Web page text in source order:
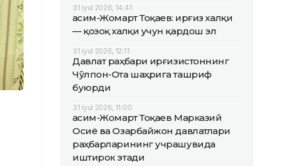
31 iyul 2026, 14:41
Қасим-Жомарт Тоқаев: Қирғиз халқи
— қозоқ халқи учун қардош эл
31 iyul 2026, 12:11
Давлат раҳбари Қирғизистоннинг
Чўлпон-Ота шаҳрига ташриф
буюрди
31 iyul 2026, 11:00
Қасим-Жомарт Тоқаев Марказий
Осиё ва Озарбайжон давлатлари
раҳбарларининг учрашувида
иштирок этади